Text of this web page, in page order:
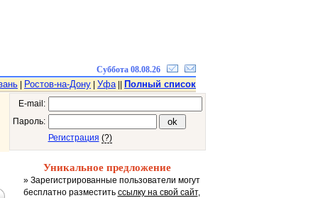
Суббота 08.08.26
Ростов-на-Дону Уфа|| Полный список
E-mail:
Пароль:
Регистрация (?)
Уникальное предложение
» Зарегистрированные пользователи могут
бесплатно разместить ссылку на свой сайт,